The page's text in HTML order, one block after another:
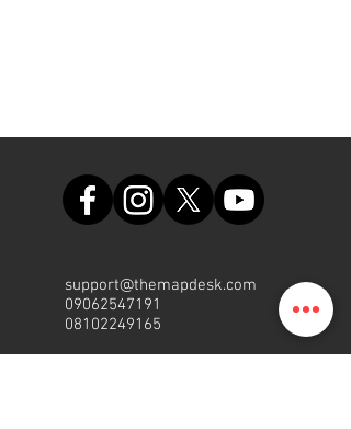
support@themapdesk.com
09062547191
08102249165